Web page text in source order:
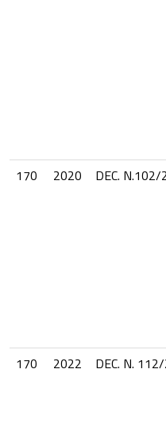
170
2020 DEC.
170
2022 DEC. N.